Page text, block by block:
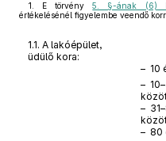
1. E törvény5. §-ának (6)
értékelésénél figyelembe veendő
1.1. A lakóépület,
üdülő kora:
– 10
–
–
– 80